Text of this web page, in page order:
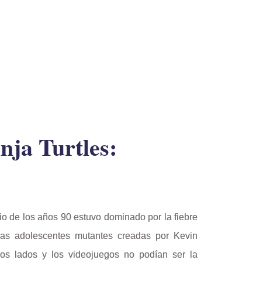
Turtles:
de los años 90 estuvo dominado por la fiebre
adolescentes mutantes creadas por Kevin
lados y los videojuegos no podían ser la